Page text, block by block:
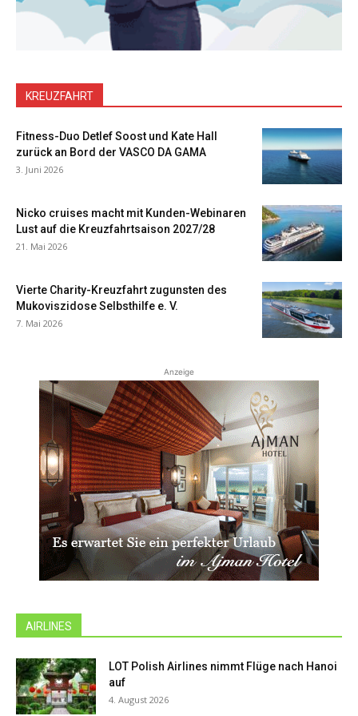
KREUZFAHRT
Fitness-Duo Detlef Soost und Kate Hall
zurück an Bord der VASCO DA GAMA
3. Juni 2026
Nicko cruises macht mit Kunden-Webinaren
Lust auf die Kreuzfahrtsaison 2027/28
21. Mai 2026
Vierte Charity-Kreuzfahrt zugunsten des
Mukoviszidose Selbsthilfe e. V.
7. Mai 2026
Anzeige
AIRLINES
LOT Polish Airlines nimmt Flüge nach Hanoi
auf
4. August 2026